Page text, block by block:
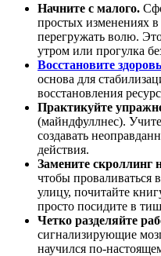
Начните с малого.
простых изменениях
перегружать волю.
утром или прогулка
Восстановите
основа для
восстановления
Практикуйте
(майндфуллнес).
создавать
действия.
Замените скроллинг
чтобы проваливаться
улицу, почитайте
просто посидите в
Четко разделяйте
сигнализирующие
научился по-